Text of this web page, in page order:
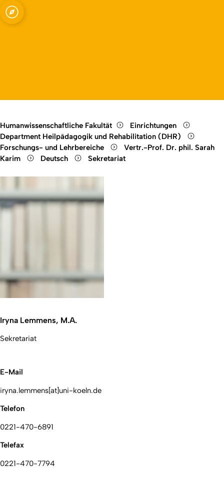
Open quicklink menu
Humanwissenschaftliche Fakultät
Einrichtungen
Department Heilpädagogik und Rehabilitation (DHR)
Forschungs- und Lehrbereiche
Vertr.-Prof. Dr. phil. Sarah
Karim
Deutsch Sekretariat
Iryna Lemmens, M.A.
Sekretariat
E-Mail
iryna.lemmens[at]uni-koeln.de
Telefon
0221-470-6891
Telefax
0221-470-7794